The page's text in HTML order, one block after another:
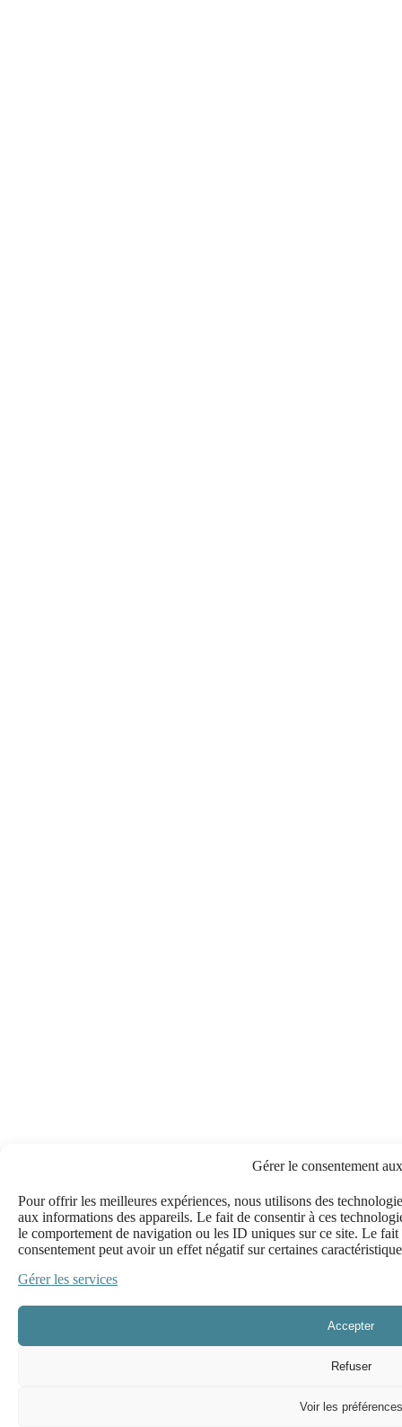
Gérer le consentement
Pour offrir les meilleures expériences, nous utilisons des
aux informations des appareils. Le fait de consentir à ces
le comportement de navigation ou les ID uniques sur ce site. Le
consentement peut avoir un effet négatif sur certaines
Gérer les services
Accepter
Refuser
Voir les préférences
Vos